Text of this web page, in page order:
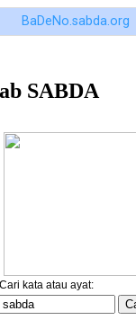
BaDeNo.sabda.org